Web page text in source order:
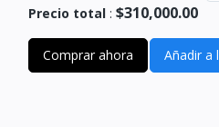
Precio total : $310,000.00
Comprar ahora Añadir a